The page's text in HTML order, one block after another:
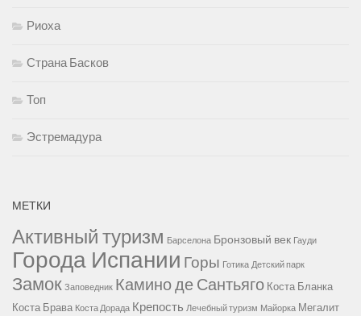
Риоха
Страна Басков
Топ
Эстремадура
МЕТКИ
Активный туризм Барселона Бронзовый век Гауди
Города Испании Горы Готика Детский парк
Замок Заповедник Камино де Сантьяго Коста Бланка
Коста Брава Коста Дорада Крепость Лечебный туризм Майорка Мегалит